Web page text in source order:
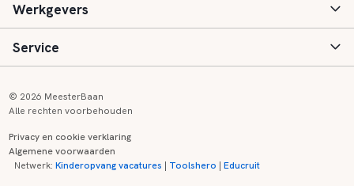
Speciaal (basis) onderwijs
Voortgezet onderwijs
Kinderopvang
Aanmelden
Vacatures
Zij-instroom informatie
Werkgevers
Inloggen
Registreren
Service
Onderwijs links
© 2026 MeesterBaan
Alle rechten voorbehouden
Privacy en cookie verklaring
Algemene voorwaarden
Netwerk:Kinderopvang vacatures | Toolshero |Educruit